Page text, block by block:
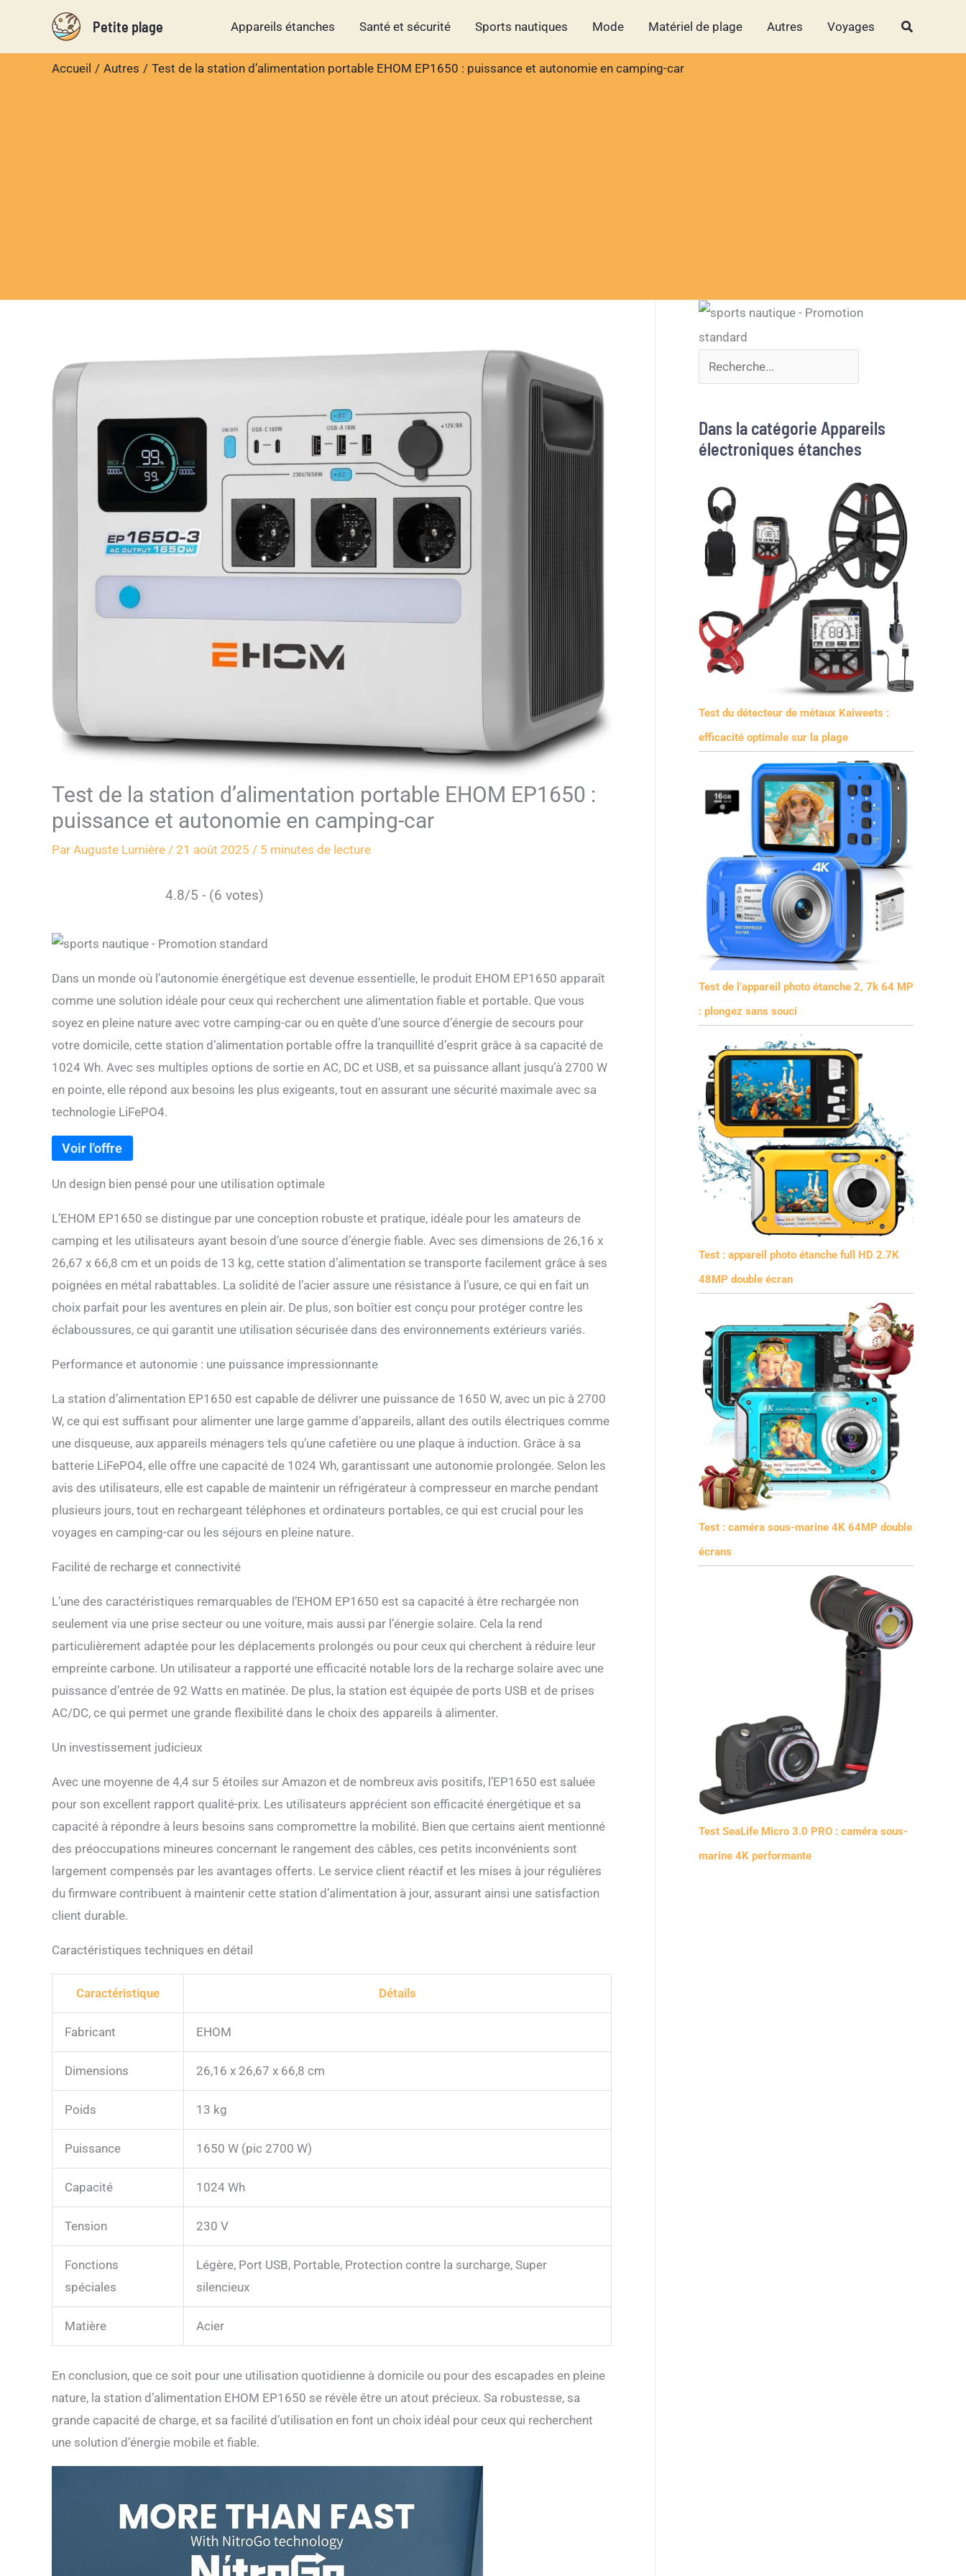
contenu
Petite plage Appareils étanches Santé et sécurité Sports nautiques Mode Matériel de plage Autres Voyages Rechercher
Accueil Autres Test de la station d’alimentation portable EHOM EP1650 : puissance et autonomie en camping-car
Test de la station d’alimentation portable EHOM EP1650 :
puissance et autonomie en camping-car
Par Auguste Lumière / 21 août 2025 / 5 minutes de lecture
4.8/5 - (6 votes)
Dans un monde où l’autonomie énergétique est devenue essentielle, le produit EHOM EP1650 apparaît
comme une solution idéale pour ceux qui recherchent une alimentation fiable et portable. Que vous
soyez en pleine nature avec votre camping-car ou en quête d’une source d’énergie de secours pour
votre domicile, cette station d’alimentation portable offre la tranquillité d’esprit grâce à sa capacité de
1024 Wh. Avec ses multiples options de sortie en AC, DC et USB, et sa puissance allant jusqu’à 2700 W
en pointe, elle répond aux besoins les plus exigeants, tout en assurant une sécurité maximale avec sa
technologie LiFePO4.
Un design bien pensé pour une utilisation optimale
L’EHOM EP1650 se distingue par une conception robuste et pratique, idéale pour les amateurs de
camping et les utilisateurs ayant besoin d’une source d’énergie fiable. Avec ses dimensions de 26,16 x
26,67 x 66,8 cm et un poids de 13 kg, cette station d’alimentation se transporte facilement grâce à ses
poignées en métal rabattables. La solidité de l’acier assure une résistance à l’usure, ce qui en fait un
choix parfait pour les aventures en plein air. De plus, son boîtier est conçu pour protéger contre les
éclaboussures, ce qui garantit une utilisation sécurisée dans des environnements extérieurs variés.
Performance et autonomie : une puissance impressionnante
La station d’alimentation EP1650 est capable de délivrer une puissance de 1650 W, avec un pic à 2700
W, ce qui est suffisant pour alimenter une large gamme d’appareils, allant des outils électriques comme
une disqueuse, aux appareils ménagers tels qu’une cafetière ou une plaque à induction. Grâce à sa
batterie LiFePO4, elle offre une capacité de 1024 Wh, garantissant une autonomie prolongée. Selon les
avis des utilisateurs, elle est capable de maintenir un réfrigérateur à compresseur en marche pendant
plusieurs jours, tout en rechargeant téléphones et ordinateurs portables, ce qui est crucial pour les
voyages en camping-car ou les séjours en pleine nature.
Facilité de recharge et connectivité
L’une des caractéristiques remarquables de l’EHOM EP1650 est sa capacité à être rechargée non
seulement via une prise secteur ou une voiture, mais aussi par l’énergie solaire. Cela la rend
particulièrement adaptée pour les déplacements prolongés ou pour ceux qui cherchent à réduire leur
empreinte carbone. Un utilisateur a rapporté une efficacité notable lors de la recharge solaire avec une
puissance d’entrée de 92 Watts en matinée. De plus, la station est équipée de ports USB et de prises
AC/DC, ce qui permet une grande flexibilité dans le choix des appareils à alimenter.
Un investissement judicieux
Avec une moyenne de 4,4 sur 5 étoiles sur Amazon et de nombreux avis positifs, l’EP1650 est saluée
pour son excellent rapport qualité-prix. Les utilisateurs apprécient son efficacité énergétique et sa
capacité à répondre à leurs besoins sans compromettre la mobilité. Bien que certains aient mentionné
des préoccupations mineures concernant le rangement des câbles, ces petits inconvénients sont
largement compensés par les avantages offerts. Le service client réactif et les mises à jour régulières
du firmware contribuent à maintenir cette station d’alimentation à jour, assurant ainsi une satisfaction
client durable.
Caractéristiques techniques en détail
Caractéristique Détails
Fabricant EHOM
Dimensions 26,16 x 26,67 x 66,8 cm
Poids 13 kg
Puissance 1650 W (pic 2700 W)
Capacité 1024 Wh
Tension 230 V
Fonctions
spéciales
Légère, Port USB, Portable, Protection contre la surcharge, Super
silencieux
Matière Acier
En conclusion, que ce soit pour une utilisation quotidienne à domicile ou pour des escapades en pleine
nature, la station d’alimentation EHOM EP1650 se révèle être un atout précieux. Sa robustesse, sa
grande capacité de charge, et sa facilité d’utilisation en font un choix idéal pour ceux qui recherchent
une solution d’énergie mobile et fiable.
Dans la catégorie Appareils
électroniques étanches
Test du détecteur de métaux Kaiweets :
efficacité optimale sur la plage
Test de l’appareil photo étanche 2, 7k 64 MP
: plongez sans souci
Test : appareil photo étanche full HD 2.7K
48MP double écran
Test : caméra sous-marine 4K 64MP double
écrans
Test SeaLife Micro 3.0 PRO : caméra sous-
marine 4K performante